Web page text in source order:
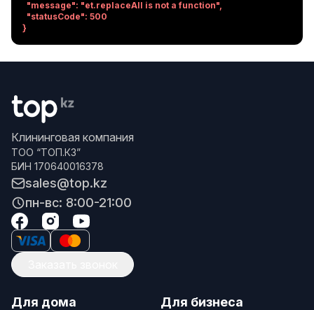
}
Клининговая компания
ТОО “ТОП.КЗ”
БИН 170640016378
sales@top.kz
пн-вс: 8:00-21:00
Для дома
Для бизнеса